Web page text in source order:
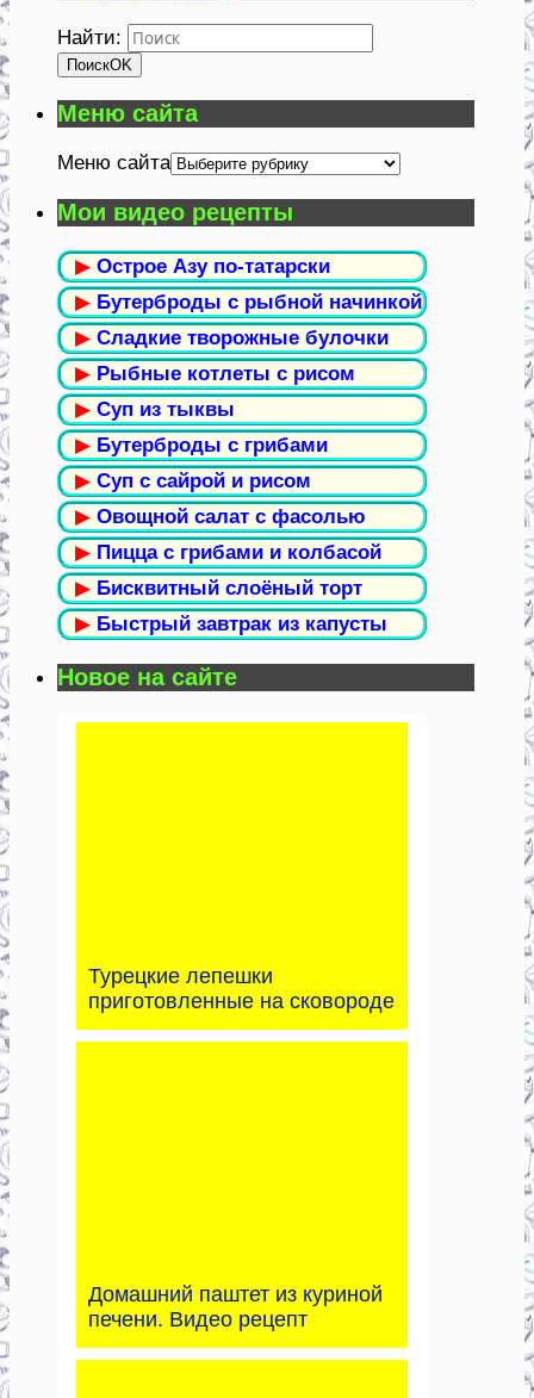
Найти:
ПоискOK
Меню сайта
Меню сайта
Мои видео рецепты
▶ Острое Азу по-татарски
▶ Бутерброды с рыбной начинкой
▶ Сладкие творожные булочки
▶ Рыбные котлеты с рисом
▶ Суп из тыквы
▶ Бутерброды с грибами
▶ Суп с сайрой и рисом
▶ Овощной салат с фасолью
▶ Пицца с грибами и колбасой
▶ Бисквитный слоёный торт
▶ Быстрый завтрак из капусты
Новое на сайте
Турецкие лепешки
приготовленные на сковороде
Домашний паштет из куриной
печени. Видео рецепт